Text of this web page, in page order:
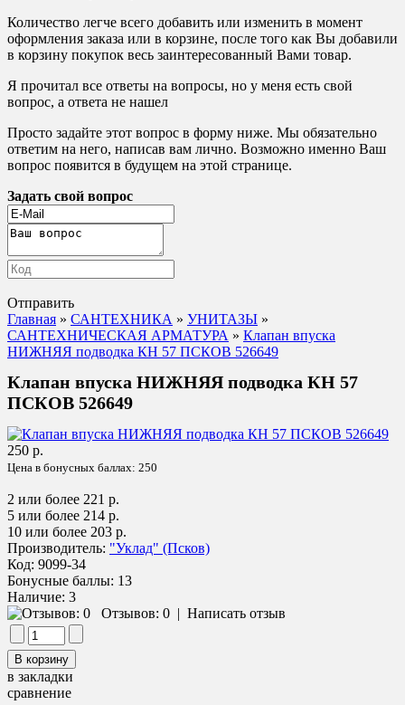
Количество легче всего добавить или изменить в момент
оформления заказа или в корзине, после того как Вы добавили
в корзину покупок весь заинтересованный Вами товар.
Я прочитал все ответы на вопросы, но у меня есть свой
вопрос, а ответа не нашел
Просто задайте этот вопрос в форму ниже. Мы обязательно
ответим на него, написав вам лично. Возможно именно Ваш
вопрос появится в будущем на этой странице.
Задать свой вопрос
Отправить
Главная » САНТЕХНИКА » УНИТАЗЫ »
САНТЕХНИЧЕСКАЯ АРМАТУРА » Клапан впуска
НИЖНЯЯ подводка КН 57 ПСКОВ 526649
Клапан впуска НИЖНЯЯ подводка КН 57
ПСКОВ 526649
250 р.
Цена в бонусных баллах: 250
2 или более 221 р.
5 или более 214 р.
10 или более 203 р.
Производитель: "Уклад" (Псков)
Код: 9099-34
Бонусные баллы: 13
Наличие: 3
Отзывов: 0 | Написать отзыв
в закладки
сравнение